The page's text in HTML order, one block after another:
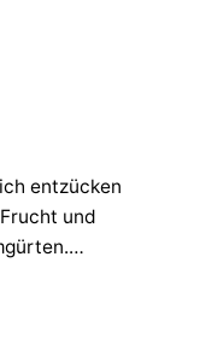
entzücken
und